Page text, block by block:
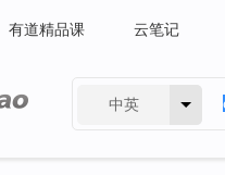
有道精品课 云笔记
中英